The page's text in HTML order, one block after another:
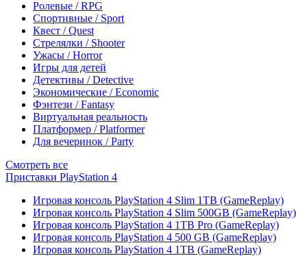
Ролевые / RPG
Спортивные / Sport
Квест / Quest
Стрелялки / Shooter
Ужасы / Horror
Игры для детей
Детективы / Detective
Экономические / Economic
Фэнтези / Fantasy
Виртуальная реальность
Платформер / Platformer
Для вечеринок / Party
Смотреть все
Приставки PlayStation 4
Игровая консоль PlayStation 4 Slim 1TB (GameReplay)
Игровая консоль PlayStation 4 Slim 500GB (GameReplay)
Игровая консоль PlayStation 4 1TB Pro (GameReplay)
Игровая консоль PlayStation 4 500 GB (GameReplay)
Игровая консоль PlayStation 4 1TB (GameReplay)